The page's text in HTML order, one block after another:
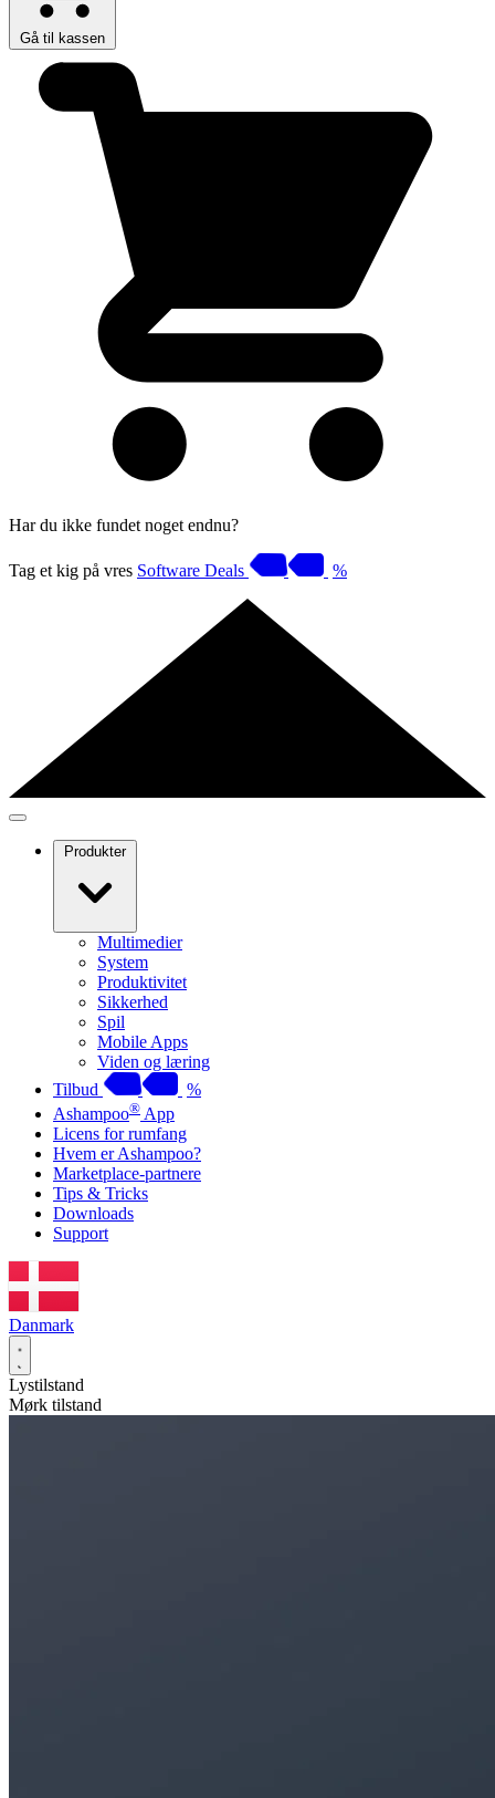
Gå til kassen
Har du ikke fundet noget endnu?
Tag et kig på vres Software Deals %
Produkter
Multimedier
System
Produktivitet
Sikkerhed
Spil
Mobile Apps
Viden og læring
Tilbud
%
Ashampoo® App
Licens for rumfang
Hvem er Ashampoo?
Marketplace-partnere
Tips & Tricks
Downloads
Support
Danmark
Lystilstand
Mørk tilstand